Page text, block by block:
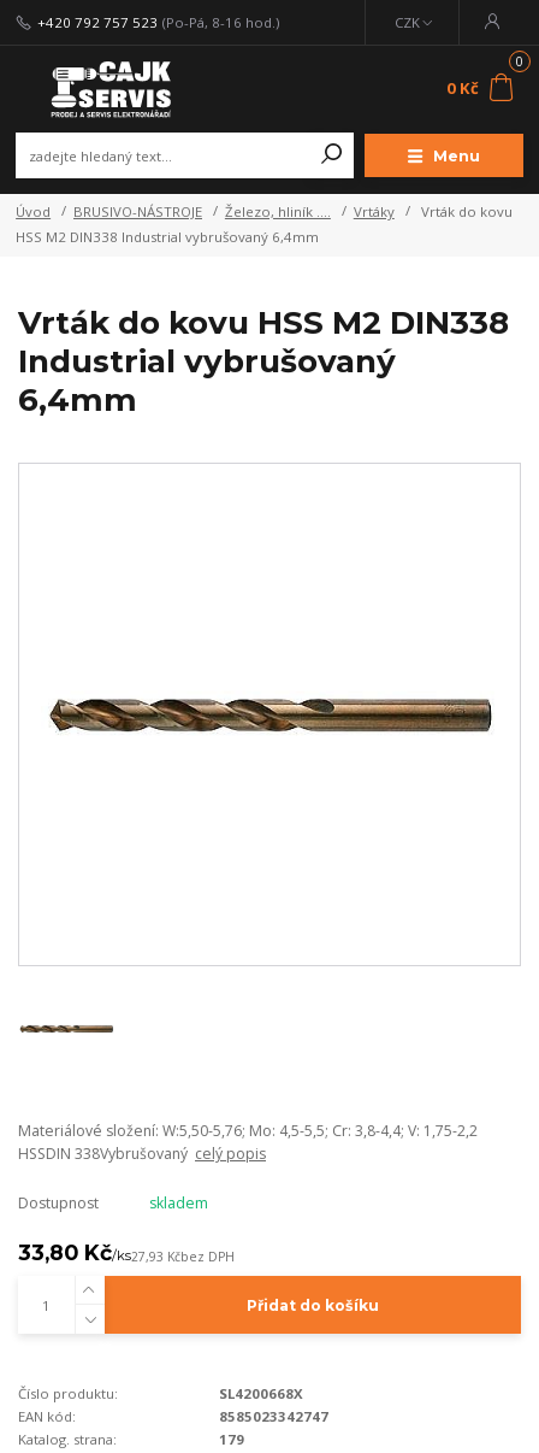
Menu
CZK
+420 792 757 523 (Po-Pá, 8-16 hod.)
0
0 Kč
Úvod BRUSIVO-NÁSTROJE Železo, hliník .... Vrtáky
Vrták do kovu
HSS M2 DIN338 Industrial vybrušovaný 6,4mm
Vrták do kovu HSS M2 DIN338
Industrial vybrušovaný
6,4mm
Materiálové složení: W:5,50-5,76; Mo: 4,5-5,5; Cr: 3,8-4,4; V: 1,75-2,2
HSSDIN 338Vybrušovaný celý popis
Dostupnost skladem
33,80 Kč/ks27,93 Kčbez DPH
Přidat do košíku
Číslo produktu:
SL4200668X
EAN kód:
8585023342747
Katalog. strana:
179